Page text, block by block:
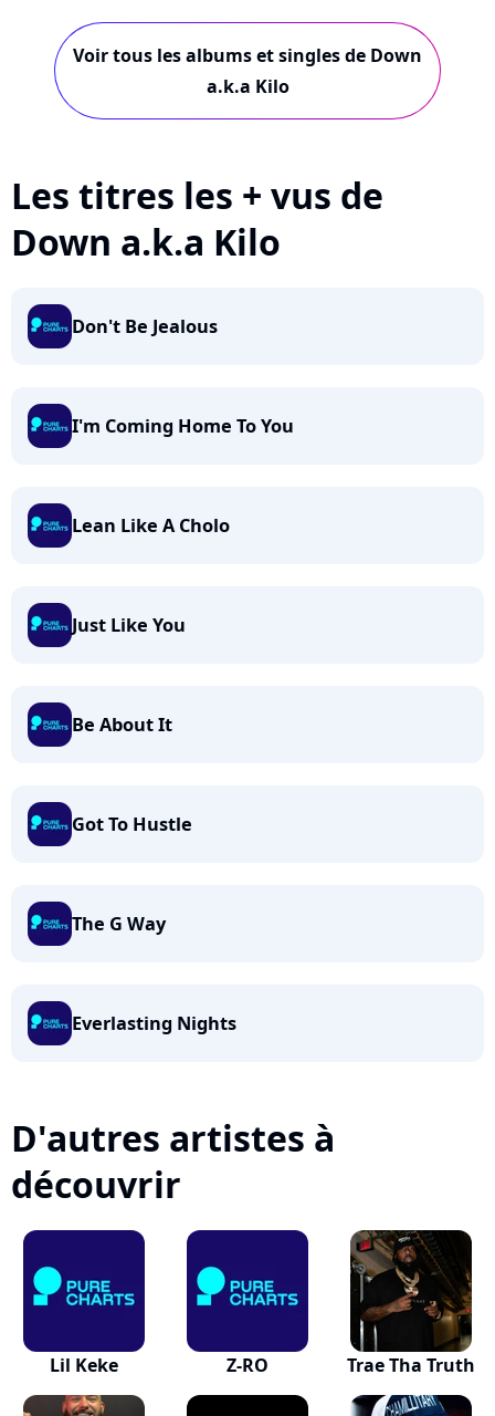
Voir tous les albums et singles de Down
a.k.a Kilo
Les titres les + vus de
Down a.k.a Kilo
Don't Be Jealous
I'm Coming Home To You
Lean Like A Cholo
Just Like You
Be About It
Got To Hustle
The G Way
Everlasting Nights
D'autres artistes à
découvrir
Lil Keke Z-RO Trae Tha Truth